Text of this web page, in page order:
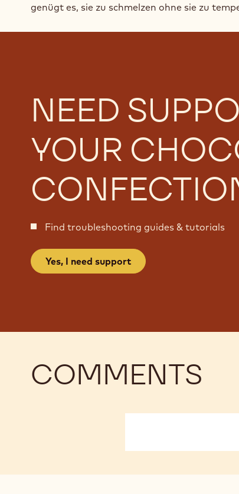
genügt es, sie zu schmelzen ohne sie zu
NEED
YOUR
Find troubleshooting guides & tutorials
Yes, I need support
COMMENTS